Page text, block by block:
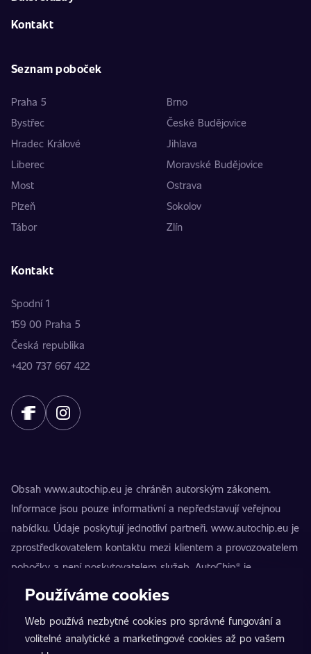
Kontakt
Seznam poboček
Praha 5
Brno
Bystřec
České Budějovice
Hradec Králové
Jihlava
Liberec
Moravské Budějovice
Most
Ostrava
Plzeň
Sokolov
Tábor
Zlín
Kontakt
Spodní 1
159 00 Praha 5
Česká republika
+420 737 667 422
Obsah www.autochip.eu je chráněn autorským zákonem.
Informace jsou pouze informativní a nepředstavují veřejnou
nabídku. Údaje poskytují jednotliví partneři. www.autochip.eu je
zprostředkovatelem kontaktu mezi klientem a provozovatelem
pobočky a není poskytovatelem služeb. AutoChip® je
registrovaná ochranná známka Petra Kučery. Úpravy, které
nezpůsobilosti vozidla k provozu na pozemních komunikacích.
Přesné informace poskytuje vždy konkrétní provozovatel
Používáme cookies
Web používá nezbytné cookies pro správné fungování a
volitelné analytické a marketingové cookies až po vašem